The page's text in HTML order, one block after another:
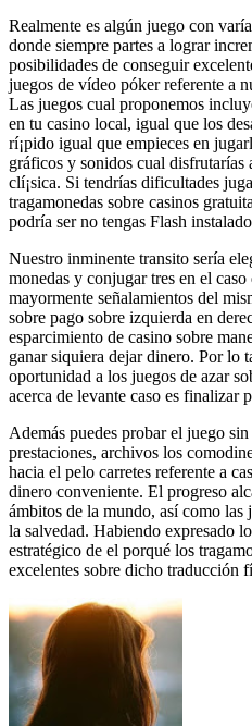
Realmente es algún juego con
donde siempre partes a lograr
posibilidades de conseguir
juegos de vídeo póker referente a
Las juegos cual proponemos
en tu casino local, igual que los
rí¡pido igual que empieces en
gráficos y sonidos cual disfrutarías
clí¡sica. Si tendrí­as dificultades
tragamonedas sobre casinos
podrí­a ser no tengas Flash
Nuestro inminente transito serí­a
monedas y conjugar tres en el
mayormente señalamientos del
sobre pago sobre izquierda en
esparcimiento de casino sobre
ganar siquiera dejar dinero. Por lo
oportunidad a los juegos de azar
acerca de levante caso es finalizar
Además puedes probar el juego
prestaciones, archivos los
hacia el pelo carretes referente a
dinero conveniente. El progreso
ámbitos de la mundo, así­ como las
la salvedad. Habiendo expresado
estratégico de el porqué los
excelentes sobre dicho traducción